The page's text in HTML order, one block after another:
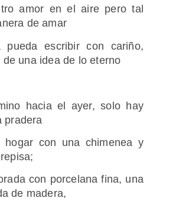
amor en el aire pero tal
de amar
pueda escribir con cariño,
una idea de lo eterno
hacia el ayer, solo hay
pradera
hogar con una chimenea y
con porcelana fina, una
de madera,